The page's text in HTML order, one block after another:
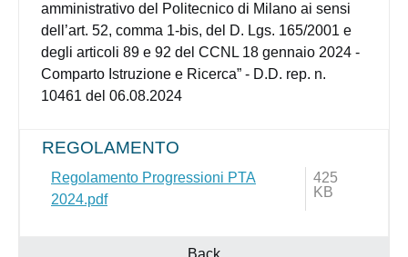
amministrativo del Politecnico di Milano ai sensi
dell’art. 52, comma 1-bis, del D. Lgs. 165/2001 e
degli articoli 89 e 92 del CCNL 18 gennaio 2024 -
Comparto Istruzione e Ricerca” - D.D. rep. n.
10461 del 06.08.2024
REGOLAMENTO
Regolamento Progressioni PTA
2024.pdf
425
KB
Back